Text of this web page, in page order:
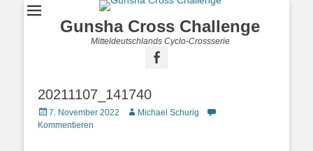
Gunsha Cross Challenge
Mitteldeutschlands Cyclo-Crossserie
20211107_141740
7. November 2022
Michael Schurig
Kommentieren